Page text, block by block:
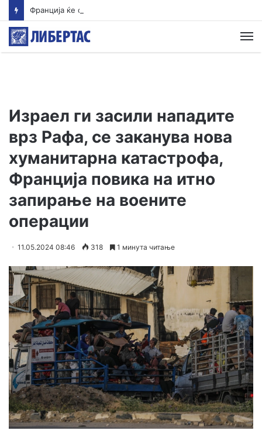
Израел ги засили нападите
врз Рафа, се заканува нова
хуманитарна катастрофа,
Франција повика на итно
запирање на воените
операции
11.05.2024 08:46 318 1 минута читање